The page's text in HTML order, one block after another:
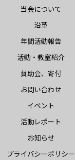
当会について
沿革
年間活動報告
活動・教室紹介
賛助会、寄付
お問い合わせ
イベント
活動レポート
お知らせ
プライバシーポリシー